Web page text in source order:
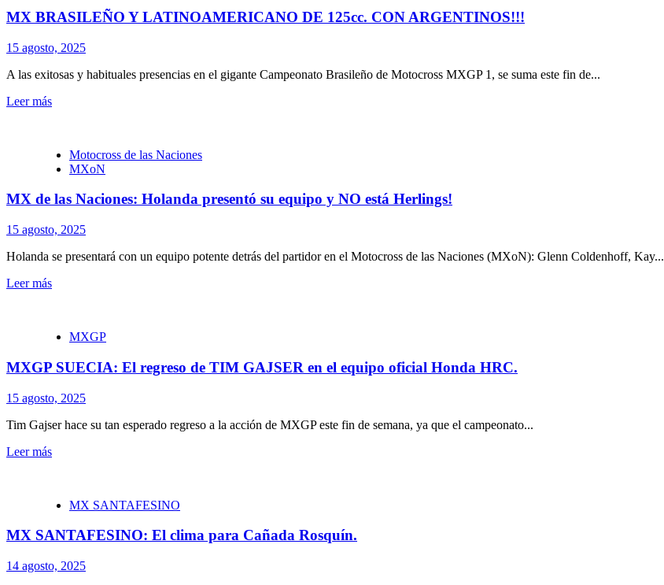
MX BRASILEÑO Y LATINOAMERICANO DE 125cc. CON ARGENTINOS!!!
15 agosto, 2025
A las exitosas y habituales presencias en el gigante Campeonato Brasileño de Motocross MXGP 1, se suma este fin de...
Leer más
Motocross de las Naciones
MXoN
MX de las Naciones: Holanda presentó su equipo y NO está Herlings!
15 agosto, 2025
Holanda se presentará con un equipo potente detrás del partidor en el Motocross de las Naciones (MXoN): Glenn Coldenhoff, Kay...
Leer más
MXGP
MXGP SUECIA: El regreso de TIM GAJSER en el equipo oficial Honda HRC.
15 agosto, 2025
Tim Gajser hace su tan esperado regreso a la acción de MXGP este fin de semana, ya que el campeonato...
Leer más
MX SANTAFESINO
MX SANTAFESINO: El clima para Cañada Rosquín.
14 agosto, 2025